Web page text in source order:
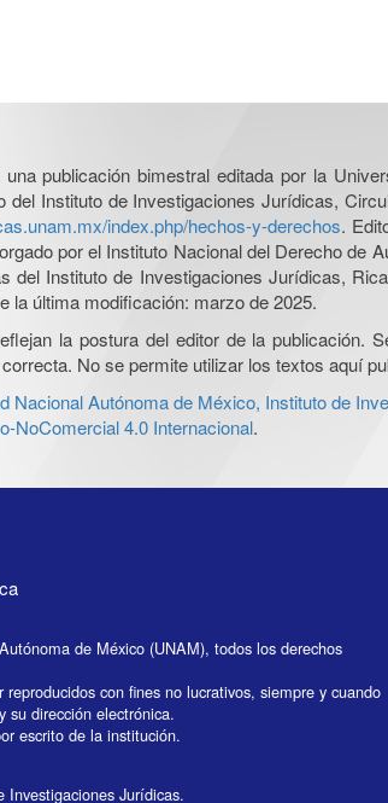
publicación bimestral editada por la
Instituto de Investigaciones Jurídicas,
index.php/hechos-y-derechos.
por el Instituto Nacional del Derecho de
del Instituto de Investigaciones Jurídicas,
la última modificación: marzo de 2025.
la postura del editor de la publicación.
No se permite utilizar los textos aquí
Nacional Autónoma de México, Instituto de
NoComercial 4.0 Internacional.
de México (UNAM), todos los derechos
con fines no lucrativos, siempre y cuando
dirección electrónica.
escrito de la institución.
Jurídicas.